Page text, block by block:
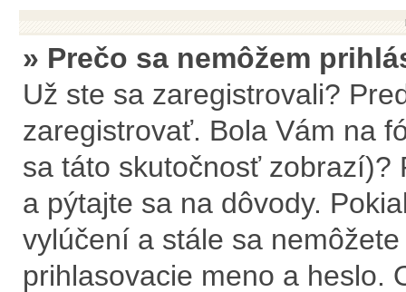
» Prečo sa nemôžem
Už ste sa zaregistrovali?
zaregistrovať. Bola Vám na
sa táto skutočnosť zobrazí)?
a pýtajte sa na dôvody.
vylúčení a stále sa
prihlasovacie meno a heslo.